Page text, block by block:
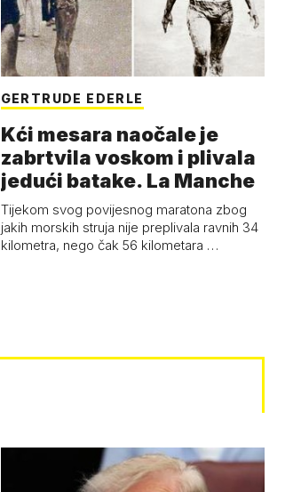
GERTRUDE EDERLE
Kći mesara naočale je
zabrtvila voskom i plivala
jedući batake. La Manche
Tijekom svog povijesnog maratona zbog
jakih morskih struja nije preplivala ravnih 34
kilometra, nego čak 56 kilometara …